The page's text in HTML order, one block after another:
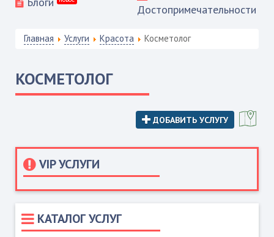
Достопримечательности
Главная Услуги Красота Косметолог
VIP УСЛУГИ
КАТАЛОГ УСЛУГ
КОСМЕТОЛОГ
ДОБАВИТЬ УСЛУГУ